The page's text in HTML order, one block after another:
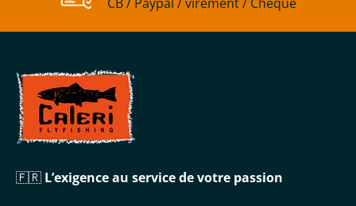
CB / Paypal / virement / Chèque
🇫🇷 L’exigence au service de votre passion